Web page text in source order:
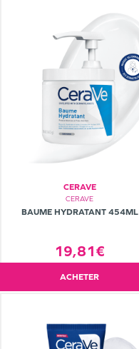
CERAVE
CERAVE
BAUME HYDRATANT 454ML
19,81€
ACHETER